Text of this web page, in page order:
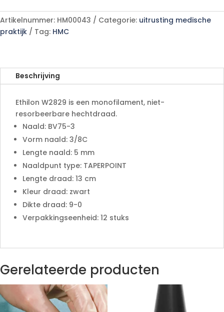
12
stuks
l
t
e
a
t
Artikelnummer: HM00043 Categorie: uitrusting medische
praktijk
Tag: HMC
Beschrijving
Ethilon W2829 is een monofilament, niet-
resorbeerbare hechtdraad.
Naald: BV75-3
Vorm naald: 3/8C
Lengte naald: 5 mm
Naaldpunt type: TAPERPOINT
Lengte draad: 13 cm
Kleur draad: zwart
Dikte draad: 9-0
Verpakkingseenheid: 12 stuks
Gerelateerde producten